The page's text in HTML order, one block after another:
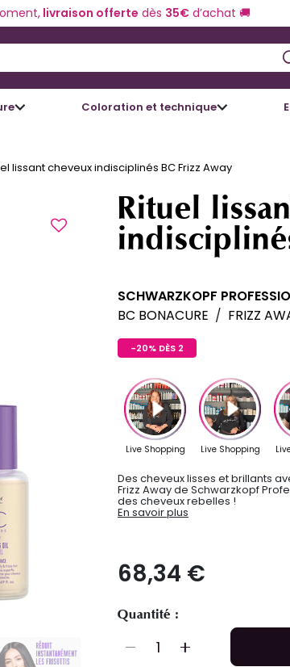
livraison offerte dès 35€d’achat 🚚
Coloration et technique
lissant cheveux indisciplinés BC Frizz Away
Rituel
SCHWARZKOPF
BC BONACURE / FRIZZ
-20% DÈS 2
Des cheveux lisses et brillants
Frizz Away de Schwarzkopf
des cheveux rebelles !
En savoir plus
68,34 €
Quantité :